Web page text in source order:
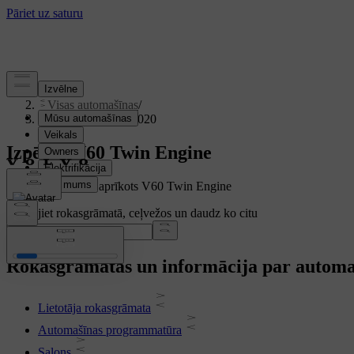
Atbalsts
Visas automašīnas/
V60 Twin Engine 2020
Izpētiet V60 Twin Engine
Tiek rādīts pilnībā aprīkots V60 Twin Engine
Meklējiet rokasgrāmatā, ceļvežos un daudz ko citu
Rokasgrāmatas un informācija par
Lietotāja rokasgrāmata
Automašīnas programmatūra